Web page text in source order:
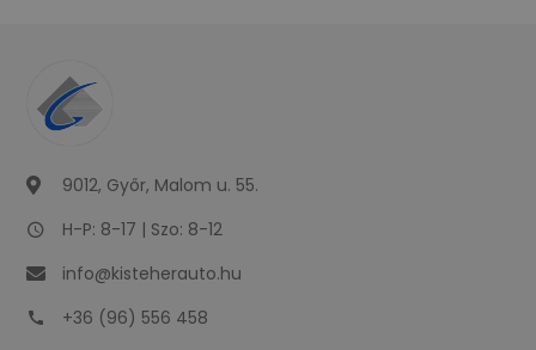
9012, Győr, Malom u. 55.
H-P: 8-17 | Szo: 8-12
info@kisteherauto.hu
+36 (96) 556 458